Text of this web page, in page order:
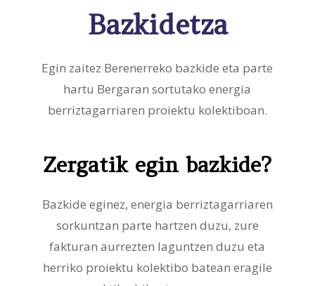
Bazkidetza
Egin zaitez Berenerreko bazkide eta parte
hartu Bergaran sortutako energia
berriztagarriaren proiektu kolektiboan.
Zergatik egin bazkide?
Bazkide eginez, energia berriztagarriaren
sorkuntzan parte hartzen duzu, zure
fakturan aurrezten laguntzen duzu eta
herriko proiektu kolektibo batean eragile